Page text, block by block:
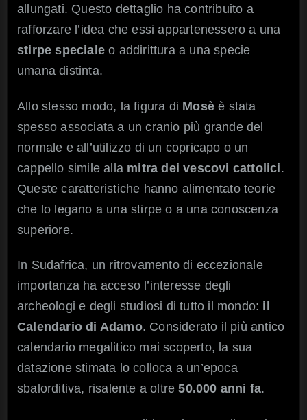
allungati. Questo dettaglio ha contribuito a
rafforzare l’idea che essi appartenessero a una
stirpe speciale o addirittura a una specie
umana distinta.
Allo stesso modo, la figura di Mosè è stata
spesso associata a un cranio più grande del
normale e all’utilizzo di un copricapo o un
cappello simile alla mitra dei vescovi cattolici.
Queste caratteristiche hanno alimentato teorie
che lo legano a una stirpe o a una conoscenza
superiore.
In Sudafrica, un ritrovamento di eccezionale
importanza ha acceso l’interesse degli
archeologi e degli studiosi di tutto il mondo: il
Calendario di Adamo. Considerato il più antico
calendario megalitico mai scoperto, la sua
datazione stimata lo colloca a un’epoca
sbalorditiva, risalente a oltre50.000 anni fa.